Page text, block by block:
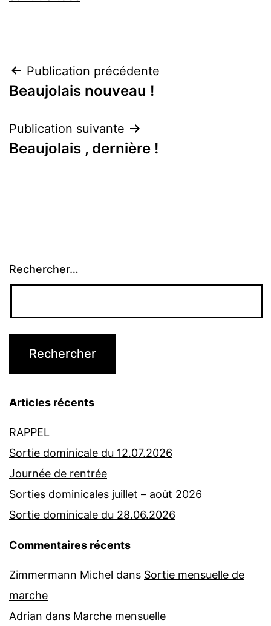
Navigation
de
l’article
Publication précédente
Beaujolais nouveau !
Publication suivante
Beaujolais , dernière !
Rechercher…
Articles récents
RAPPEL
Sortie dominicale du 12.07.2026
Journée de rentrée
Sorties dominicales juillet – août 2026
Sortie dominicale du 28.06.2026
Commentaires récents
Zimmermann Michel dans Sortie mensuelle de
marche
Adrian dans Marche mensuelle